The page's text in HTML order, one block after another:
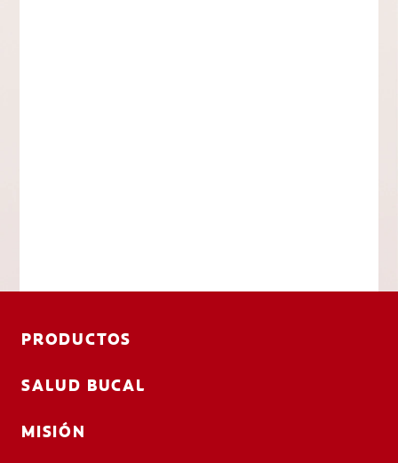
PRODUCTOS
SALUD BUCAL
MISIÓN